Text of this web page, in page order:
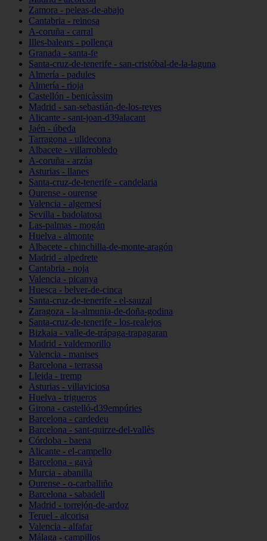
Zamora - peleas-de-abajo
Cantabria - reinosa
A-coruña - carral
Illes-balears - pollença
Granada - santa-fe
Santa-cruz-de-tenerife - san-cristóbal-de-la-laguna
Almería - padules
Almería - rioja
Castellón - benicàssim
Madrid - san-sebastián-de-los-reyes
Alicante - sant-joan-d39alacant
Jaén - úbeda
Tarragona - ulldecona
Albacete - villarrobledo
A-coruña - arzúa
Asturias - llanes
Santa-cruz-de-tenerife - candelaria
Ourense - ourense
Valencia - algemesí
Sevilla - badolatosa
Las-palmas - mogán
Huelva - almonte
Albacete - chinchilla-de-monte-aragón
Madrid - alpedrete
Cantabria - noja
Valencia - picanya
Huesca - belver-de-cinca
Santa-cruz-de-tenerife - el-sauzal
Zaragoza - la-almunia-de-doña-godina
Santa-cruz-de-tenerife - los-realejos
Bizkaia - valle-de-trápaga-trapagaran
Madrid - valdemorillo
Valencia - manises
Barcelona - terrassa
Lleida - tremp
Asturias - villaviciosa
Huelva - trigueros
Girona - castelló-d39empúries
Barcelona - cardedeu
Barcelona - sant-quirze-del-vallès
Córdoba - baena
Alicante - el-campello
Barcelona - gavà
Murcia - abanilla
Ourense - o-carballiño
Barcelona - sabadell
Madrid - torrejón-de-ardoz
Teruel - alcorisa
Valencia - alfafar
Málaga - campillos